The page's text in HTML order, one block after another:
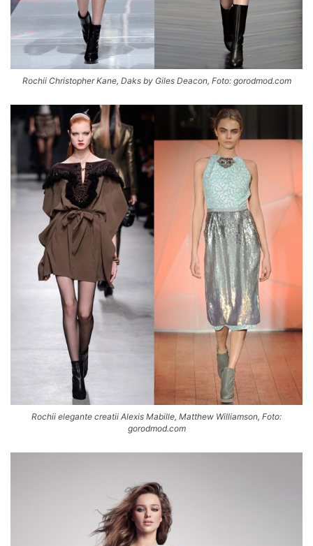
Rochii Christopher Kane, Daks by Giles Deacon, Foto: gorodmod.com
Rochii elegante creatii Alexis Mabille, Matthew Williamson, Foto:
gorodmod.com